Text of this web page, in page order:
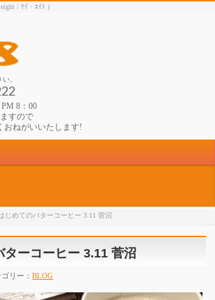
/ ｹｲ・ｴｲﾄ )
。
8：00
すので
おねがいいたします!
じめてのバターコーヒー 3.11 菅沼
ターコーヒー 3.11 菅沼
ゴリー：BLOG